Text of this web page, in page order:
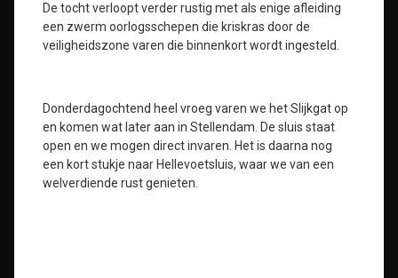
De tocht verloopt verder rustig met als enige afleiding
een zwerm oorlogsschepen die kriskras door de
veiligheidszone varen die binnenkort wordt ingesteld.
Donderdagochtend heel vroeg varen we het Slijkgat op
en komen wat later aan in Stellendam. De sluis staat
open en we mogen direct invaren. Het is daarna nog
een kort stukje naar Hellevoetsluis, waar we van een
welverdiende rust genieten.